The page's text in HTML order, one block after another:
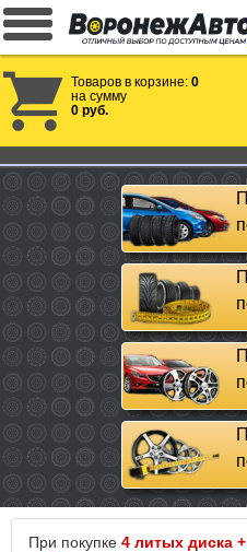
Товаров в корзине: 0
на сумму
0 руб.
При покупке 4 литых диска